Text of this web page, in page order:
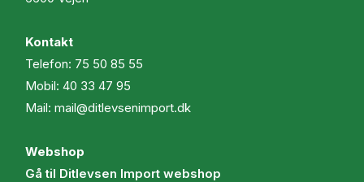
Kontakt
Telefon: 75 50 85 55
Mobil: 40 33 47 95
Mail: mail@ditlevsenimport.dk
Webshop
Gå til Ditlevsen Import webshop